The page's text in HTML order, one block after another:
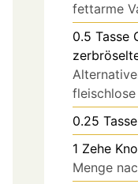
fettarme
0.5 Tasse
0.25 Tasse
1 Zehe
Menge